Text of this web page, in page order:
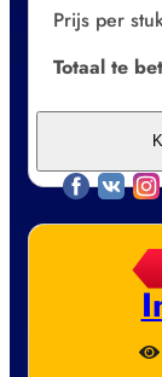
Prijs per
Totaal te